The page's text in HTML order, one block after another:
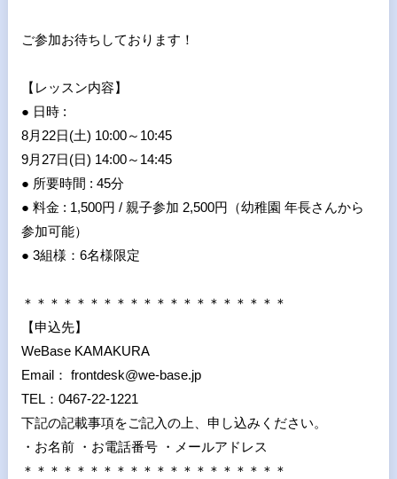
ご参加お待ちしております！
【レッスン内容】
● 日時 :
8月22日(土) 10:00～10:45
9月27日(日) 14:00～14:45
● 所要時間 : 45分
● 料金 : 1,500円 / 親子参加 2,500円（幼稚園 年長さんから
参加可能）
● 3組様：6名様限定
＊＊＊＊＊＊＊＊＊＊＊＊＊＊＊＊＊＊＊＊
【申込先】
WeBase KAMAKURA
Email： frontdesk@we-base.jp
TEL：0467-22-1221
下記の記載事項をご記入の上、申し込みください。
・お名前 ・お電話番号 ・メールアドレス
＊＊＊＊＊＊＊＊＊＊＊＊＊＊＊＊＊＊＊＊